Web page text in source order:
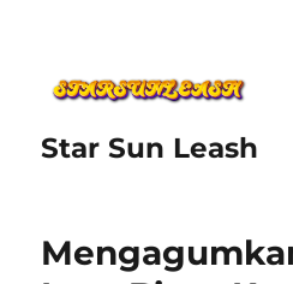
Star Sun Leash